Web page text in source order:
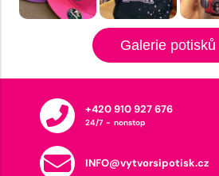
Galerie potisků
+420 910 927 676
24/7 - nonstop
INFO@vytvorsipotisk.cz